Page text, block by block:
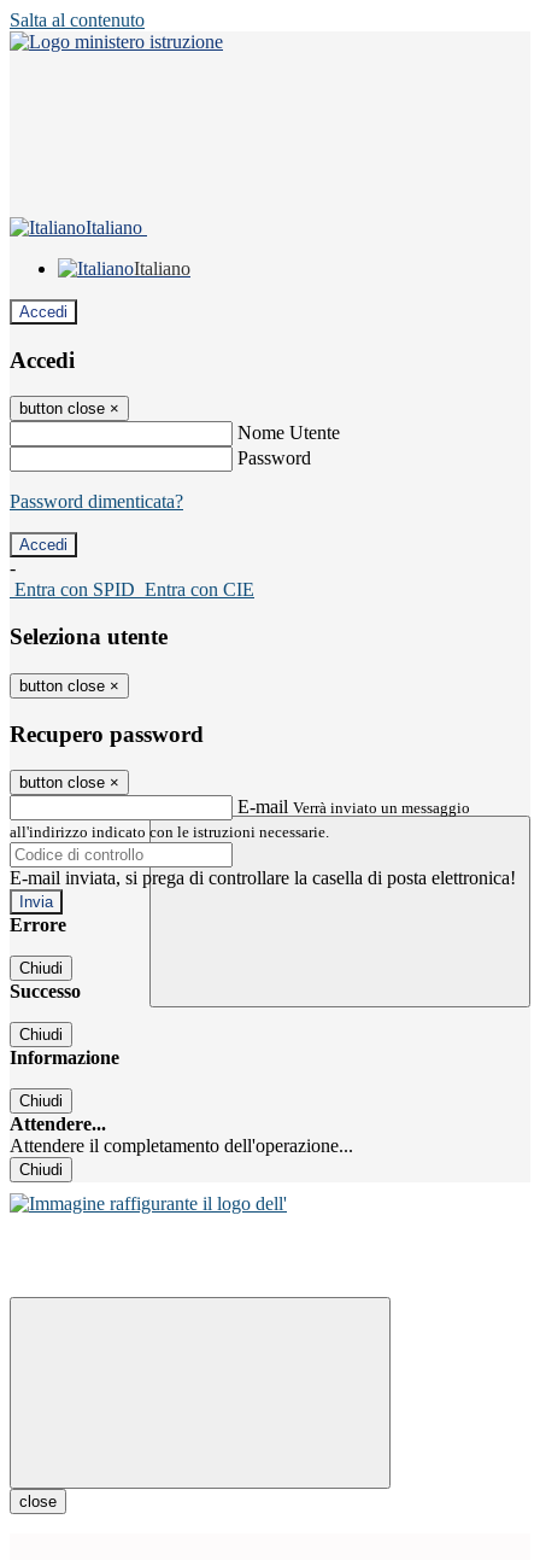
Salta al contenuto
Italiano
Italiano
Accedi
Accedi
button close ×
Nome Utente
Password
Password dimenticata?
-
Entra con SPID Entra con CIE
Seleziona utente
button close ×
Recupero password
button close ×
E-mail Verrà inviato un messaggio
all'indirizzo indicato con le istruzioni necessarie.
E-mail inviata, si prega di controllare la casella di posta elettronica!
Errore
Chiudi
Successo
Chiudi
Informazione
Chiudi
Attendere...
Attendere il completamento dell'operazione...
Chiudi
close